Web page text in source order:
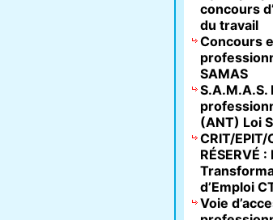
concours
du travail
Concours
SAMAS
S.A.M.A.S.
(ANT) Loi
CRIT/EPIT/
RÉSERVÉ :
d’Emploi
Voie